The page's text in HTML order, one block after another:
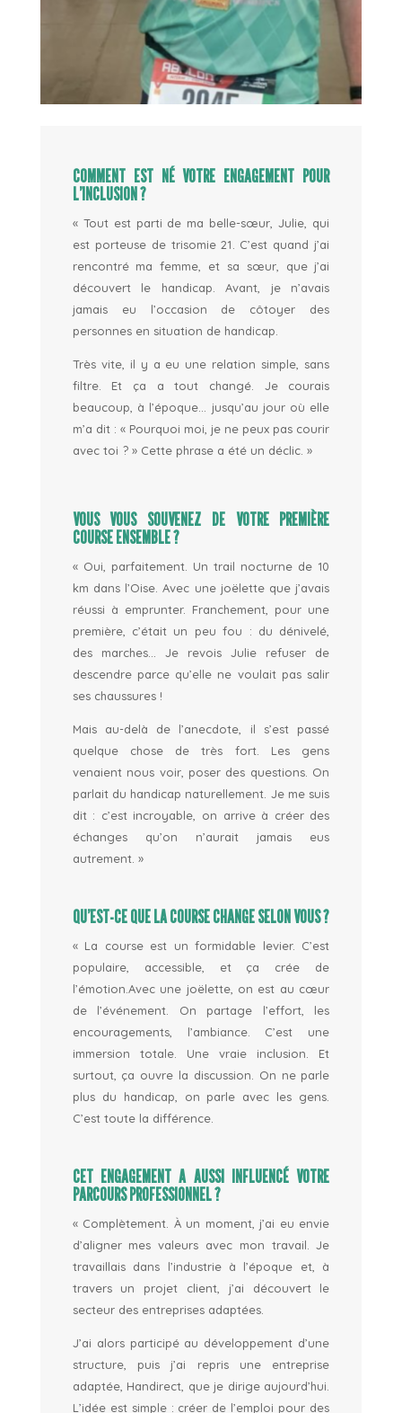
COMMENT EST NÉ VOTRE ENGAGEMENT POUR
L’INCLUSION ?
« Tout est parti de ma belle-sœur, Julie, qui
est porteuse de trisomie21 C’est quand j’ai
rencontré ma femme,
et sa sœur, quej’ai
découvert le handicap .Avant, je n’avais
jamais eu l’occasion de côtoyer des
personnes en situation de handicap
Très vite, il y a eu une relation simple, sans
filtre. Et ça a tout changé. Je courais
beaucoup, à l’époque … jusqu’au jour où elle
m’a dit : « Pourquoi moi, je ne peux pas courir
avec toi ? » Cette phrase a été un déclic. »
VOUS VOUS SOUVENEZ DE VOTRE PREMIÈRE
COURSE ENSEMBLE ?
« Oui, parfaitement. Un trail nocturne de 10
km dans l’Oise. Avec une joëlette que j’avais
réussi à emprunter. Franchement, pour une
première, c’était un peu fou : du dénivelé,
des marches… Je revois Julie refuser de
descendre parce qu’elle ne voulait pas salir
ses chaussures !
Mais au-delà de l’anecdote, il s’est passé
quelque chose de très fort. Les gens
venaient nous voir, poser des questions. On
parlait du handicap naturellement. Je me suis
dit : c’est incroyable, on arrive à créer des
échanges qu’on n’aurait jamais eus
autrement. »
QU’EST-CE QUE LA COURSE CHANGE SELON VOUS ?
« La course est un formidable levier. C’est
populaire, accessible, et ça crée de
l’émotion. Avec une joëlette, on est au cœur
de l’événement. On partage l’effort, les
encouragements, l’ambiance. C’est une
immersion totale. Une vraie inclusion. Et
surtout, ça ouvre la discussion. On ne parle
plus du handicap, on parle avec les gens.
C’est toute la différence.
CET ENGAGEMENT A AUSSI INFLUENCÉ VOTRE
PARCOURS PROFESSIONNEL ?
« Complètement. À un moment, j’ai eu envie
d’aligner mes valeurs avec mon travail. Je
travaillais dans l’industrie à l’époque et, à
travers un projet client, j’ai découvert le
secteur des entreprises adaptées.
J’ai alors participé au développement d’une
structure, puis j’ai repris une entreprise
adaptée, Handirect , que je dirige aujourd’hui.
L’idée est simple : créer de l’emploi pour des